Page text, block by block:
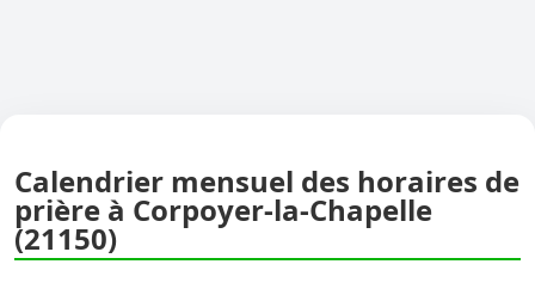
Calendrier mensuel des horaires de
prière à Corpoyer-la-Chapelle
(21150)